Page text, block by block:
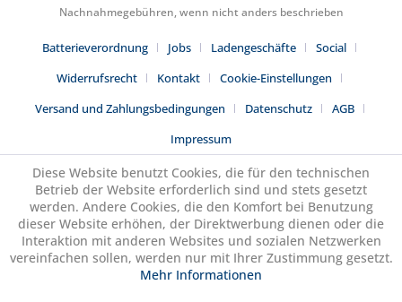
Nachnahmegebühren, wenn nicht anders beschrieben
Batterieverordnung Jobs Ladengeschäfte
Social
Widerrufsrecht
Kontakt
Cookie-Einstellungen
Versand und Zahlungsbedingungen
Datenschutz
AGB
Impressum
Diese Website benutzt Cookies, die für den technischen
Betrieb der Website erforderlich sind und stets gesetzt
werden. Andere Cookies, die den Komfort bei Benutzung
dieser Website erhöhen, der Direktwerbung dienen oder die
Interaktion mit anderen Websites und sozialen Netzwerken
vereinfachen sollen, werden nur mit Ihrer Zustimmung gesetzt.
Mehr Informationen